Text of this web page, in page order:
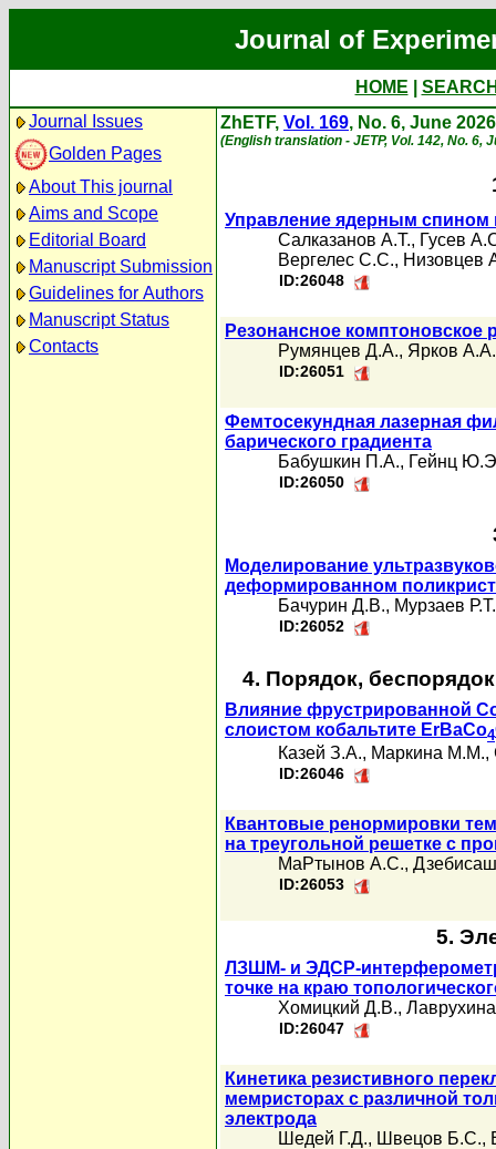
Journal of
HOME
Journal Issues
Golden Pages
About This journal
Aims and Scope
Editorial Board
Manuscript Submission
Guidelines for Authors
Manuscript Status
Contacts
ZhETF, Vol. 169, No. 6, June 2026
(English translation - JETP, Vol. 142, No. 6,
Управление ядерным спином
Салказанов А.Т., Гусев
Вергелес С.С., Низовцев
ID:26048
Резонансное комптоновское
Румянцев Д.А., Ярков А.А.
ID:26051
Фемтосекундная лазерная
барического градиента
Бабушкин П.А., Гейнц
ID:26050
Моделирование
деформированном
Бачурин Д.В., Мурзаев Р.Т.
ID:26052
4. Порядок,
Влияние фрустрированной
слоистом кобальтите ErBaCo4
Казей З.А., Маркина М.М.,
ID:26046
Квантовые ренормировки
на треугольной решетке с
МаРтынов А.С.,
ID:26053
5.
ЛЗШМ- и ЭДСР-
точке на краю
Хомицкий Д.В.,
ID:26047
Кинетика резистивного
мемристорах с различной
электрода
Шедей Г.Д., Швецов Б.С.,